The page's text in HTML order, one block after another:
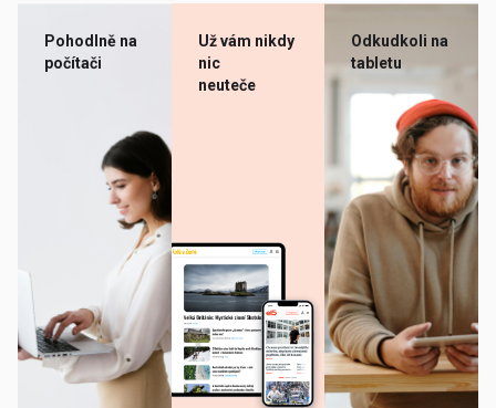
Pohodlně na
počítači
Už vám nikdy
nic
neuteče
Odkudkoli na
tabletu